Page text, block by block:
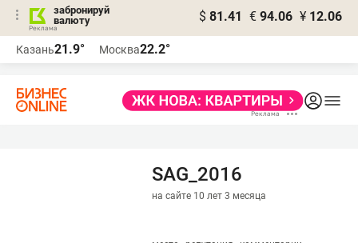
забронируй
валюту
$ 81.41 € 94.06 ¥ 12.06
Казань21.9° Москва22.2°
SAG_2016
на сайте 10 лет 3 месяца